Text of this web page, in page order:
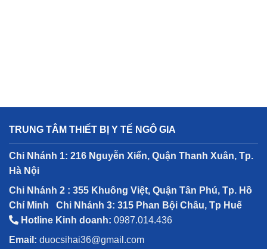
TRUNG TÂM THIẾT BỊ Y TẾ NGÔ GIA
Chi Nhánh 1: 216 Nguyễn Xiển, Quận Thanh Xuân, Tp.
Hà Nội
Chi Nhánh 2 : 355 Khuông Việt, Quận Tân Phú, Tp. Hồ
Chí Minh
Chi Nhánh 3: 315 Phan Bội Châu, Tp Huế
Hotline Kinh doanh: 0987.014.436
Email: duocsihai36@gmail.com